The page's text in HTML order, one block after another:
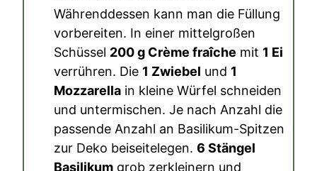
Währenddessen kann man die Füllung
vorbereiten. In einer mittelgroßen
Schüssel 200 g Crème fraîche mit 1 Ei
verrühren. Die 1 Zwiebel und 1
Mozzarella in kleine Würfel schneiden
und untermischen. Je nach Anzahl die
passende Anzahl an Basilikum-Spitzen
zur Deko beiseitelegen. 6 Stängel
Basilikum grob zerkleinern und